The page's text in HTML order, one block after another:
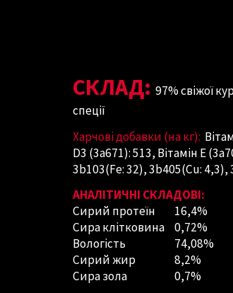
СКЛАД: 97% свіжої
спеції
Харчові добавки (на кг):
D3 (3a671): 513, Вітамін E
3b103(Fe: 32), 3b405(Cu:
АНАЛІТИЧНІ СКЛАДОВІ:
Сирий протеїн
16,4%
Сира клітковина
0,72%
Вологість
74,08%
Сирий жир
8,2%
Сира зола
0,7%